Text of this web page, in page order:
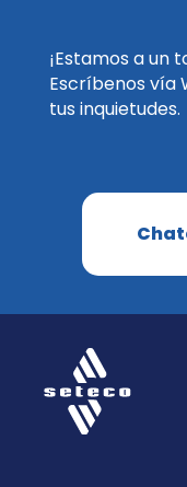
¡Estamos a un
Escríbenos vía
tus inquietudes.